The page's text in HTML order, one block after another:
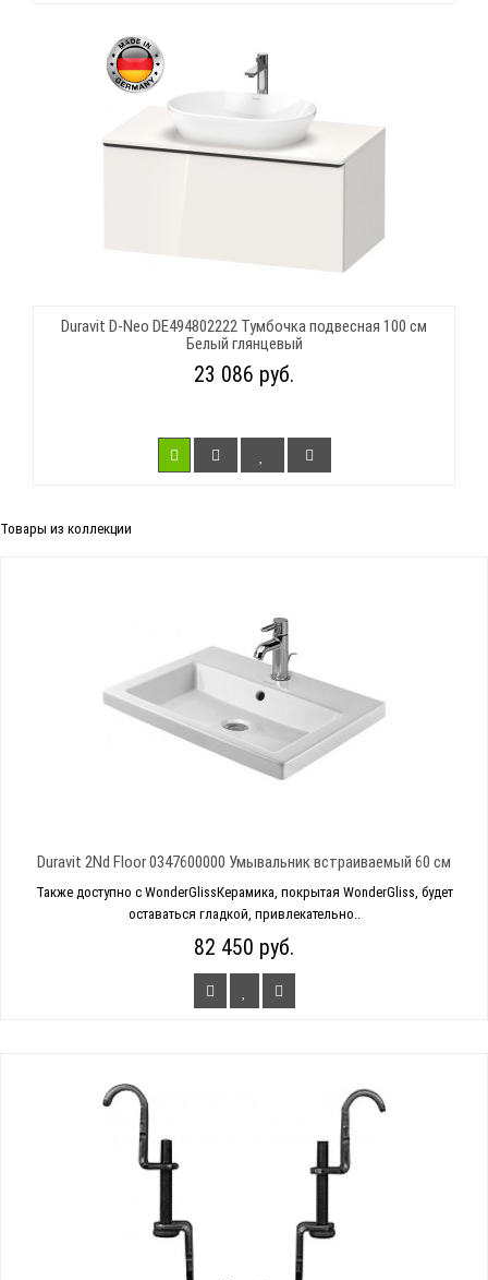
Duravit D-Neo DE494802222 Тумбочка подвесная 100 см
Белый глянцевый
23 086 руб.
Товары из коллекции
Duravit 2Nd Floor 0347600000 Умывальник встраиваемый 60 см
Также доступно с WonderGlissКерамика, покрытая WonderGliss, будет
оставаться гладкой, привлекательно..
82 450 руб.